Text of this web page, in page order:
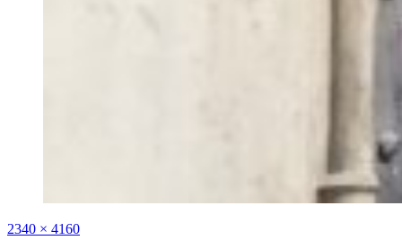
Full
2340 × 4160